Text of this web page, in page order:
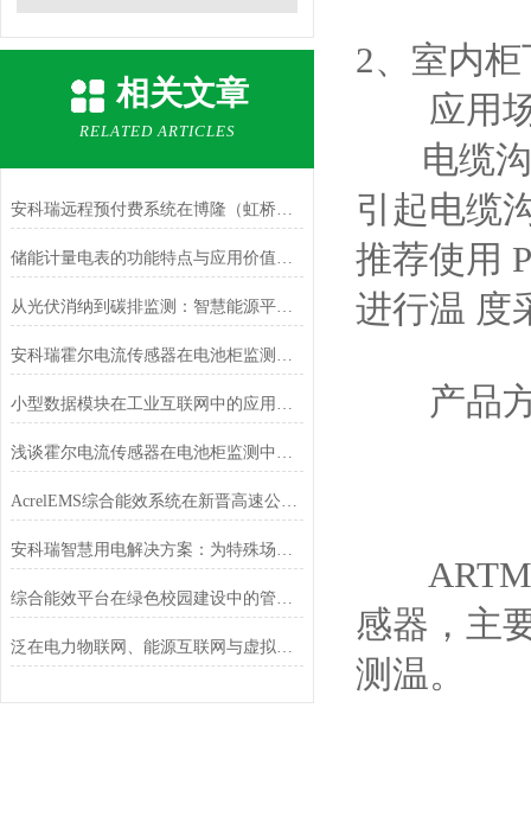
相关文章
RELATED ARTICLES
安科瑞远程预付费系统在博隆（虹桥）商业广场项目的设计与应用
储能计量电表的功能特点与应用价值解析
从光伏消纳到碳排监测：智慧能源平台如何破解零碳乡村建设痛点？
安科瑞霍尔电流传感器在电池柜监测中的应用
小型数据模块在工业互联网中的应用特点
浅谈霍尔电流传感器在电池柜监测中的应用
AcrelEMS综合能效系统在新晋高速公路的应用
安科瑞智慧用电解决方案：为特殊场所筑牢用电安全防线
综合能效平台在绿色校园建设中的管理效益研究
泛在电力物联网、能源互联网与虚拟电厂
2、室内
应用
电缆沟
引起电缆
推荐使用
进行温 度
产品
ARTM-
感器，主
测温。